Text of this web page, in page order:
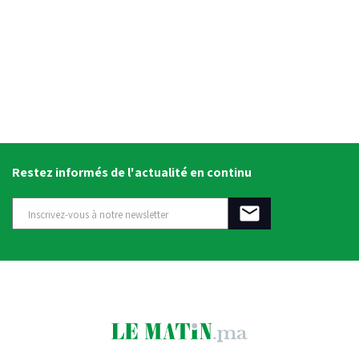
Restez informés de l'actualité en continu